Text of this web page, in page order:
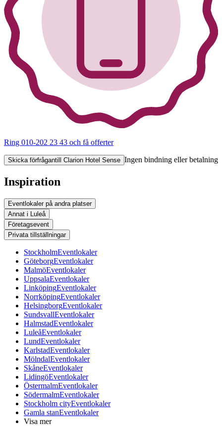
Ring 010-202 23 43 och få offerter
Skicka förfrågantill Clarion Hotel Sense Ingen bindning eller betalning
Inspiration
Eventlokaler på andra platser
Annat i Luleå
Företagsevent
Privata tillställningar
StockholmEventlokaler
GöteborgEventlokaler
MalmöEventlokaler
UppsalaEventlokaler
LinköpingEventlokaler
NorrköpingEventlokaler
HelsingborgEventlokaler
SundsvallEventlokaler
HalmstadEventlokaler
LuleåEventlokaler
LundEventlokaler
KarlstadEventlokaler
MölndalEventlokaler
SkåneEventlokaler
LidingöEventlokaler
ÖstermalmEventlokaler
SödermalmEventlokaler
Stockholm cityEventlokaler
Gamla stanEventlokaler
Visa mer